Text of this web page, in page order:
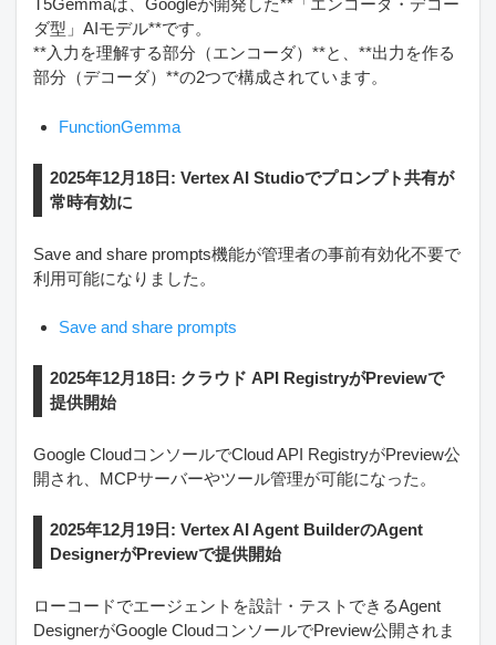
T5Gemmaは、Googleが開発した**「エンコーダ・デコー
ダ型」AIモデル**です。
**入力を理解する部分（エンコーダ）**と、**出力を作る
部分（デコーダ）**の2つで構成されています。
FunctionGemma
2025年12月18日: Vertex AI Studioでプロンプト共有が
常時有効に
Save and share prompts機能が管理者の事前有効化不要で
利用可能になりました。
Save and share prompts
2025年12月18日: クラウド API RegistryがPreviewで
提供開始
Google CloudコンソールでCloud API RegistryがPreview公
開され、MCPサーバーやツール管理が可能になった。
2025年12月19日: Vertex AI Agent BuilderのAgent
DesignerがPreviewで提供開始
ローコードでエージェントを設計・テストできるAgent
DesignerがGoogle CloudコンソールでPreview公開されま